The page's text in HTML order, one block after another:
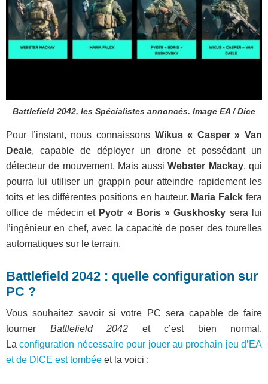
Battlefield 2042, les Spécialistes annoncés. Image EA / Dice
Pour l’instant, nous connaissonsWikus « Casper » Van
Deale, capable de déployer un drone et possédant un
détecteur de mouvement. Mais aussiWebster Mackay, qui
pourra lui utiliser un grappin pour atteindre rapidement les
toits et les différentes positions en hauteur. Maria Falck fera
office de médecin et Pyotr « Boris » Guskhosky sera lui
l’ingénieur en chef, avec la capacité de poser des tourelles
automatiques sur le terrain.
Battlefield 2042 : quelle configuration sur
PC ?
Vous souhaitez savoir si votre PC sera capable de faire
tourner Battlefield 2042 et c’est bien normal.
La configuration nécessaire pour jouer au prochain jeu d’EA
et de DICE est tombée et la voici :